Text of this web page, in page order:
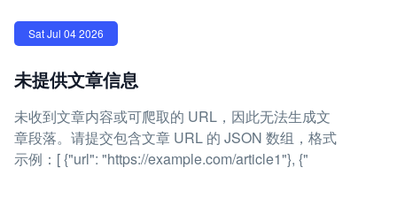
Sat Jul 04 2026
未提供文章信息
未收到文章内容或可爬取的 URL，因此无法生成文
章段落。请提交包含文章 URL 的 JSON 数组，格式
示例：[ {"url": "https://example.com/article1"}, {"